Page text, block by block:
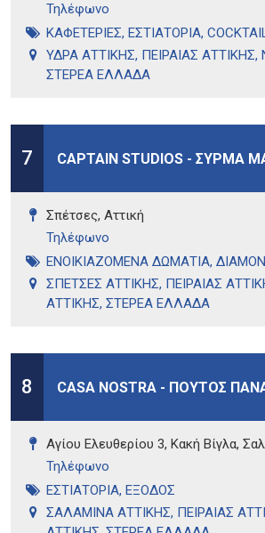
Τηλέφωνo
ΚΑΦΕΤΕΡΙΕΣ, ΕΣΤΙΑΤΟΡΙΑ,
ΥΔΡΑ ΑΤΤΙΚΗΣ, ΠΕΙΡΑΙΑΣ ΑΤΤΙΚΗΣ,
ΣΤΕΡΕΑ ΕΛΛΑΔΑ
7 CAPTAIN STUDIOS - ΣΥΡΜΑ
Σπέτσες, Αττική
Τηλέφωνo
ΕΝΟΙΚΙΑΖΟΜΕΝΑ ΔΩΜΑΤΙΑ,
ΣΠΕΤΣΕΣ ΑΤΤΙΚΗΣ, ΠΕΙΡΑΙΑΣ
ΑΤΤΙΚΗΣ, ΣΤΕΡΕΑ ΕΛΛΑΔΑ
8 CASA NOSTRA - ΠΟΥΤΟΣ
Αγίου Ελευθερίου 3, Κακή Βίγλα,
Τηλέφωνo
ΕΣΤΙΑΤΟΡΙΑ, ΕΞΟΔΟΣ
ΣΑΛΑΜΙΝΑ ΑΤΤΙΚΗΣ, ΠΕΙΡΑΙΑΣ